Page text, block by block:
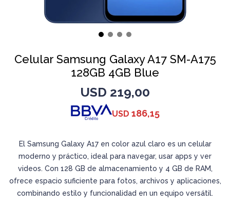
Celular Samsung Galaxy A17 SM-A175
128GB 4GB Blue
USD 219,00
USD 186,15
El Samsung Galaxy A17 en color azul claro es un celular
moderno y práctico, ideal para navegar, usar apps y ver
videos. Con 128 GB de almacenamiento y 4 GB de RAM,
ofrece espacio suficiente para fotos, archivos y aplicaciones,
combinando estilo y funcionalidad en un equipo versátil.